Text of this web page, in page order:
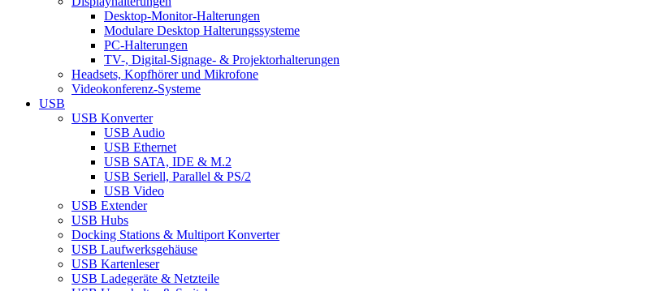
Desktop-Monitor-Halterungen
Modulare Desktop Halterungssysteme
PC-Halterungen
TV-, Digital-Signage- & Projektorhalterungen
Headsets, Kopfhörer und Mikrofone
Videokonferenz-Systeme
USB
USB Konverter
USB Audio
USB Ethernet
USB SATA, IDE & M.2
USB Seriell, Parallel & PS/2
USB Video
USB Extender
USB Hubs
Docking Stations & Multiport Konverter
USB Laufwerksgehäuse
USB Kartenleser
USB Ladegeräte & Netzteile